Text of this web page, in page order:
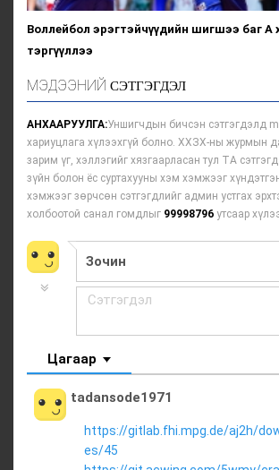
Воллейбол эрэгтэйчүүдийн шигшээ баг А
тэргүүллээ
МЭДЭЭНИЙ СЭТГЭГДЭЛ
АНХААРУУЛГА:Уншигчдын бичсэн сэтгэгдэлд
хариуцлага хүлээхгүй болно. ХХЗХ-ны журмын
зарим үг, хэллэгийг хязгаарласан тул ТА
зүйн болон ёс суртахууны хэм хэмжээг
хэмжээг зөрчсөн сэтгэгдлийг админ устгах
холбоотой санал гомдлыг 99998796 утсаар
Цагаар
tadansode1971
https://gitlab.fhi.mpg.de/aj2h/
es/45